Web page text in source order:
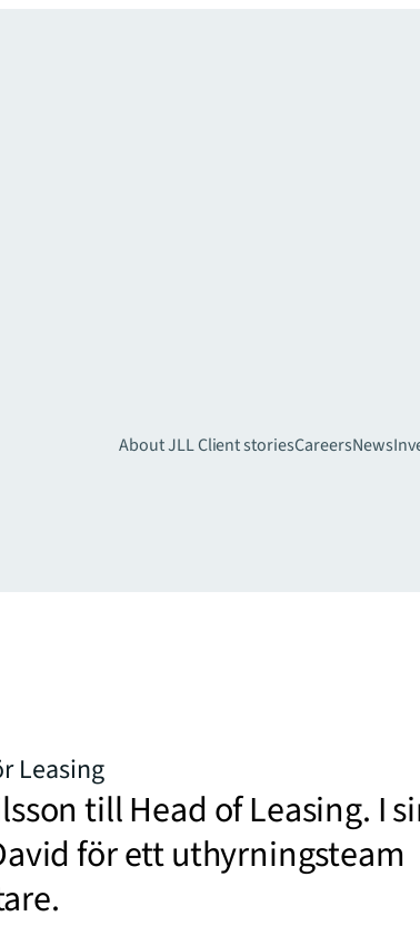
About JLLClient storiesCareersNews
Leasing
till Head of Leasing. I
för ett uthyrningsteam